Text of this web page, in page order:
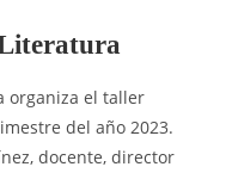
organiza el taller
del año 2023.
docente, director